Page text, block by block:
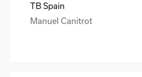
TB Spain
Manuel Canitrot